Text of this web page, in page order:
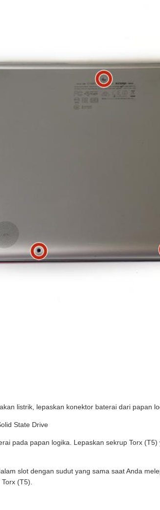
listrik, lepaskan konektor baterai dari papan
State Drive
pada papan logika. Lepaskan sekrup Torx
slot dengan sudut yang sama saat Anda
(T5).